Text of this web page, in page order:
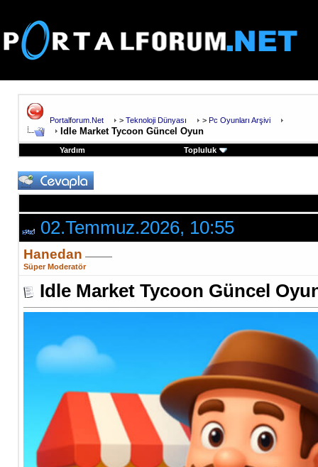
Portalforum.Net > Teknoloji Dünyası > Pc Oyunları Arşivi
Idle Market Tycoon Güncel Oyun
Yardım Topluluk
02.Temmuz.2026, 10:55
Hanedan
Süper Moderatör
Idle Market Tycoon Güncel